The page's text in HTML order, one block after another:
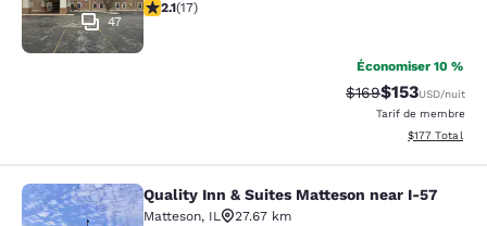
47
2.12 étoiles. Moyen. 17 commentaires
2.1(17)
Économiser 10 %
Tarif barré :
$169Tarif réduit :
$153USD/nuit
Tarif de membre
Afficher les
$177 Total
Quality Inn & Suites Matteson near
Quality Inn & Suites Matteson near I-57
Matteson, IL
27.67 km